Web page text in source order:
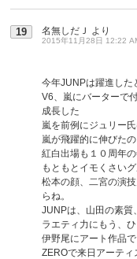
19 名無しだＪ より
2015年11月28日 12:22
今年JUNPは躍進した
V6、嵐にバーターで
成長した
嵐を前例にジュリー
嵐が飛躍的に伸びた
紅白出場も１０周年の
もともとイモくさい
松本の顔、二宮の演
らね。
JUNPは、山田の素質
ラエティ力にもう、
伊野尾にアート作品
ZEROで来日アーテ